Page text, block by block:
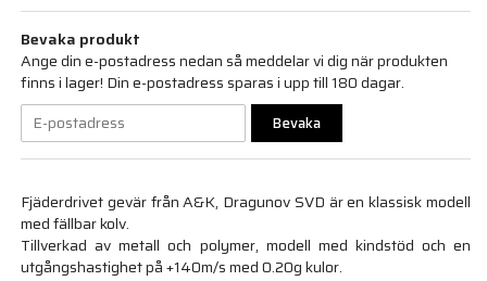
Bevaka produkt
Ange din e-postadress nedan så meddelar vi dig när produkten
finns i lager! Din e-postadress sparas i upp till 180 dagar.
Bevaka
Fjäderdrivet gevär från A&K, Dragunov SVD är en klassisk modell
med fällbar kolv.
Tillverkad av metall och polymer, modell med kindstöd och en
utgångshastighet på +140m/s med 0.20g kulor.